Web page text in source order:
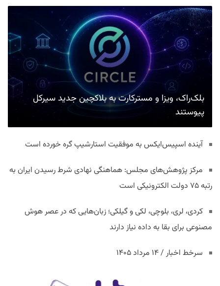
بلک‌راک، ویزا و مسترکارت به بلاکچین جدید سیرکل
پیوستند
آینده اسپیس‌ایکس به موفقیت استارشیپ گره خورده است
مرکز پژوهش‌های مجلس: هماهنگی نهادی شرط رسیدن ایران به
رتبه ۷۵ دولت الکترونیکی است
کردی، لری، بلوچی، لکی و گیلکی؛ زبان‌هایی که در عصر هوش
مصنوعی برای بقا به داده نیاز دارند
سرخط اخبار / ۱۴ مرداد ۱۴۰۵